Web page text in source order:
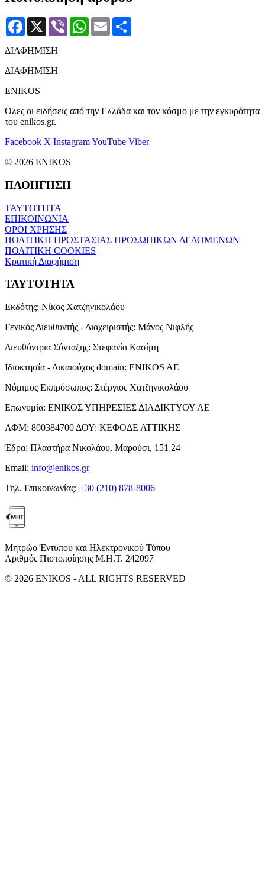
Facebook
X Viber WhatsApp
Email
ΔΙΑΦΗΜΙΣΗ
ΔΙΑΦΗΜΙΣΗ
ENIKOS
Όλες οι ειδήσεις από την Ελλάδα και τον κόσμο με την εγκυρότητα
του enikos.gr.
Facebook X InstagramYouTube Viber
© 2026 ENIKOS
ΠΛΟΗΓΗΣΗ
ΤΑΥΤΟΤΗΤΑ
ΕΠΙΚΟΙΝΩΝΙΑ
ΟΡΟΙ ΧΡΗΣΗΣ
ΠΟΛΙΤΙΚΗ ΠΡΟΣΤΑΣΙΑΣ ΠΡΟΣΩΠΙΚΩΝ ΔΕΔΟΜΕΝΩΝ
ΠΟΛΙΤΙΚΗ COOKIES
Κρατική Διαφήμιση
ΤΑΥΤΟΤΗΤΑ
Εκδότης: Νίκος Χατζηνικολάου
Γενικός Διευθυντής - Διαχειριστής: Μάνος Νιφλής
Διευθύντρια Σύνταξης: Στεφανία Κασίμη
Ιδιοκτησία - Δικαιούχος domain: ENIKOS AE
Νόμιμος Εκπρόσωπος: Στέργιος Χατζηνικολάου
Επωνυμία: ΕΝΙΚΟΣ ΥΠΗΡΕΣΙΕΣ ΔΙΑΔΙΚΤΥΟΥ ΑΕ
ΑΦΜ: 800384700 ΔΟΥ: ΚΕΦΟΔΕ ΑΤΤΙΚΗΣ
Έδρα: Πλαστήρα Νικολάου, Μαρούσι, 151 24
Email: info@enikos.gr
Τηλ. Επικοινωνίας: +30 (210) 878-8006
Μητρώο Έντυπου και Ηλεκτρονικού Τύπου
Αριθμός Πιστοποίησης Μ.Η.Τ. 242097
© 2026 ENIKOS - ALL RIGHTS RESERVED